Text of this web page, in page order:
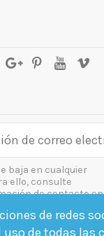
baja en cualquier
ello, consulte
de contacto en
condiciones
de redes
de todas las